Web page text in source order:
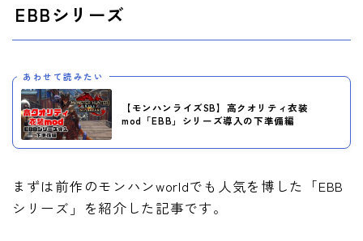
EBBシリーズ
あわせて読みたい
【モンハンライズSB】高クオリティ衣装
mod「EBB」シリーズ導入の下準備編
まずは前作のモンハンworldでも人気を博した「EBB
シリーズ」を紹介した記事です。